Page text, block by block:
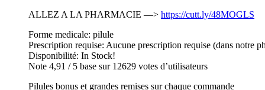
ALLEZ A LA PHARMACIE —> https://cutt.ly/48MOGLS
Forme medicale: pilule
Prescription requise: Aucune prescription requise (dans notre
Disponibilité: In Stock!
Note 4,91 / 5 base sur 12629 votes d’utilisateurs
Pilules bonus et grandes remises sur chaque commande